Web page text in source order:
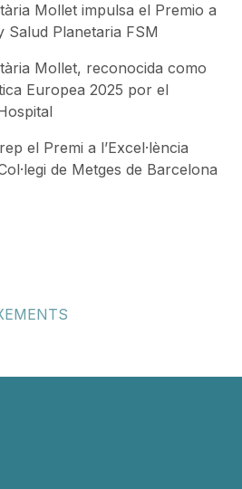
Mollet impulsa el Premio a
Salud Planetaria FSM
Mollet, reconocida como
Europea 2025 por el
el Premi a l’Excel·lència
de Metges de Barcelona